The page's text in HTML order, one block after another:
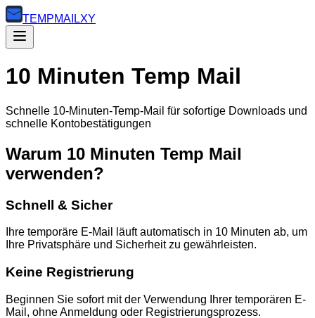
TEMPMAILXY
10 Minuten Temp Mail
Schnelle 10-Minuten-Temp-Mail für sofortige Downloads und
schnelle Kontobestätigungen
Warum 10 Minuten Temp Mail
verwenden?
Schnell & Sicher
Ihre temporäre E-Mail läuft automatisch in 10 Minuten ab, um
Ihre Privatsphäre und Sicherheit zu gewährleisten.
Keine Registrierung
Beginnen Sie sofort mit der Verwendung Ihrer temporären E-
Mail, ohne Anmeldung oder Registrierungsprozess.